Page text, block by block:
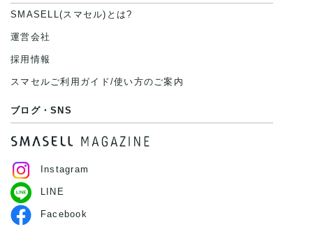
SMASELL(スマセル)とは?
運営会社
採用情報
スマセルご利用ガイド/使い方のご案内
ブログ・SNS
Instagram
LINE
Facebook